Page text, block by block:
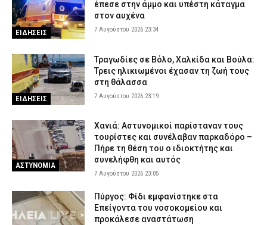
ΣΩΜΑΤΑ ΑΣΦΑΛΕΙΑΣ 7 Αυγούστου 2026 16:48
Κορινθία: Μήνυμα του 112 για φωτιά στο Στεφάνι –
ΕΙΔΗΣΕΙΣ 7 Αυγούστου 2026 16:35
Πιερία: Συνελήφθησαν δύο άνδρες που διέρρηξαν ΙΧ και άρπαξαν
αντικείμενα αξίας άνω των 19.000 ευρώ
ΑΣΤΥΝΟΜΙΑ 7 Αυγούστου 2026 16:23
Πολύ υψηλός κίνδυνος πυρκαγιάς το Σάββατο – Ποιες περιοχές
τίθενται σε «Red Code»
ΕΙΔΗΣΕΙΣ 7 Αυγούστου 2026 16:10
ΕΙΔΗΣΕΙΣ
έπεσε στην άμμο και υπέστη κάταγμα
στον αυχένα
7 Αυγούστου 2026 23:34
ΕΙΔΗΣΕΙΣ
Τραγωδίες σε Βόλο, Χαλκίδα και Βούλα:
Τρεις ηλικιωμένοι έχασαν τη ζωή τους
στη θάλασσα
7 Αυγούστου 2026 23:19
ΑΣΤΥΝΟΜΙΑ
Χανιά: Αστυνομικοί παρίσταναν τους
τουρίστες και συνέλαβαν παρκαδόρο –
Πήρε τη θέση του ο ιδιοκτήτης και
συνελήφθη και αυτός
7 Αυγούστου 2026 23:05
Πύργος: Φίδι εμφανίστηκε στα
Επείγοντα του νοσοκομείου και
προκάλεσε αναστάτωση